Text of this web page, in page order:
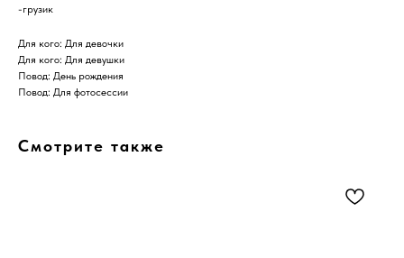
-грузик
Для кого: Для девочки
Для кого: Для девушки
Повод: День рождения
Повод: Для фотосессии
Смотрите также